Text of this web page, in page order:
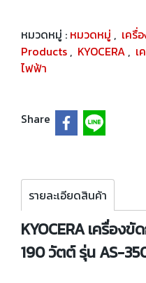
หมวดหมู่ : หมวดหมู่ , เครื่
Products , KYOCERA , เ
ไฟฟ้า
Share
รายละเอียดสินค้า
KYOCERA เครื่อง
190 วัตต์ รุ่น AS-